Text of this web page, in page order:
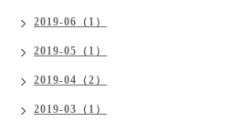
2019-06（1）
2019-05（1）
2019-04（2）
2019-03（1）